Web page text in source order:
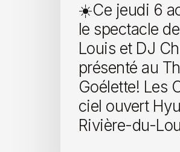
☀️Ce jeudi 6
le spectacle
Louis et DJ
présenté au
Goélette! Les
ciel ouvert
Rivière-du-